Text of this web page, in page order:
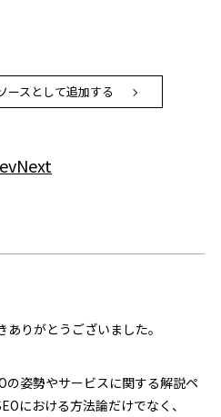
ースとして追加する
Next
りがとうございました。
の姿勢やサービスに関する解説ペ
における方法論だけでなく、